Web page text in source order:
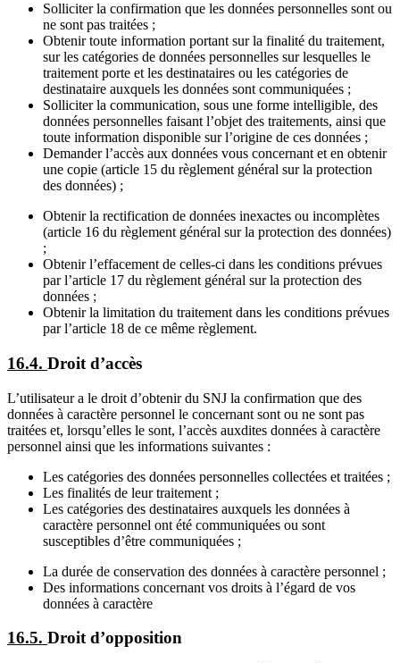
Solliciter la confirmation que les données personnelles sont ou
ne sont pas traitées ;
Obtenir toute information portant sur la finalité du traitement,
sur les catégories de données personnelles sur lesquelles le
traitement porte et les destinataires ou les catégories de
destinataire auxquels les données sont communiquées ;
Solliciter la communication, sous une forme intelligible, des
données personnelles faisant l’objet des traitements, ainsi que
toute information disponible sur l’origine de ces données ;
Demander l’accès aux données vous concernant et en obtenir
une copie (article 15 du règlement général sur la protection
des données) ;
Obtenir la rectification de données inexactes ou incomplètes
(article 16 du règlement général sur la protection des données)
;
Obtenir l’effacement de celles-ci dans les conditions prévues
par l’article 17 du règlement général sur la protection des
données ;
Obtenir la limitation du traitement dans les conditions prévues
par l’article 18 de ce même règlement.
16.4. Droit d’accès
L’utilisateur a le droit d’obtenir du SNJ la confirmation que des
données à caractère personnel le concernant sont ou ne sont pas
traitées et, lorsqu’elles le sont, l’accès auxdites données à caractère
personnel ainsi que les informations suivantes :
Les catégories des données personnelles collectées et traitées ;
Les finalités de leur traitement ;
Les catégories des destinataires auxquels les données à
caractère personnel ont été communiquées ou sont
susceptibles d’être communiquées ;
La durée de conservation des données à caractère personnel ;
Des informations concernant vos droits à l’égard de vos
données à caractère
16.5. Droit d’opposition